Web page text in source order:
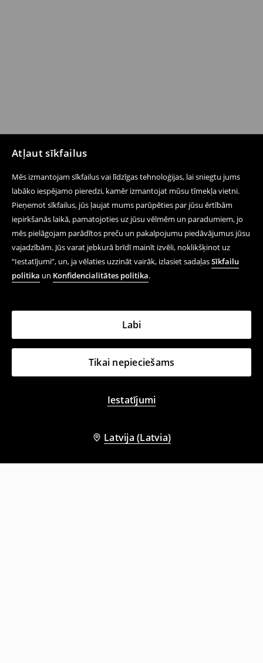
Atļaut sīkfailus
Mēs izmantojam sīkfailus vai līdzīgas tehnoloģijas, lai sniegtu jums
labāko iespējamo pieredzi, kamēr izmantojat mūsu tīmekļa vietni.
Pieņemot sīkfailus, jūs ļaujat mums parūpēties par jūsu ērtībām
iepirkšanās laikā, pamatojoties uz jūsu vēlmēm un paradumiem, jo
mēs pielāgojam parādītos preču un pakalpojumu piedāvājumus jūsu
vajadzībām. Jūs varat jebkurā brīdī mainīt izvēli, noklikšķinot uz
“Iestatījumi”, un, ja vēlaties uzzināt vairāk, izlasiet sadaļasSīkfailu
politika un Konfidencialitātes politika.
Tikai nepieciešams
Iestatījumi
Labi
Latvija (Latvia)